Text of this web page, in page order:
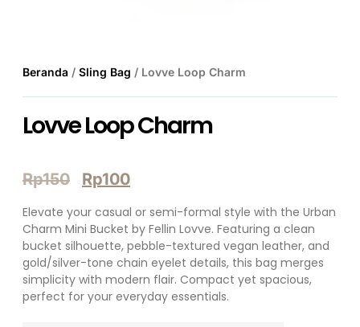
Beranda / Sling Bag / Lovve Loop Charm
Lovve Loop Charm
Rp150 Rp100
Elevate your casual or semi-formal style with the Urban
Charm Mini Bucket by Fellin Lovve. Featuring a clean
bucket silhouette, pebble-textured vegan leather, and
gold/silver-tone chain eyelet details, this bag merges
simplicity with modern flair. Compact yet spacious,
perfect for your everyday essentials.